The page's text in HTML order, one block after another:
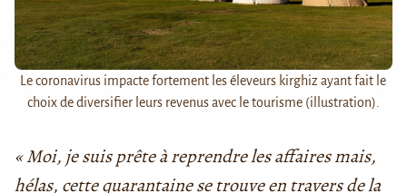
Le coronavirus impacte fortement les éleveurs kirghiz ayant fait le
choix de diversifier leurs revenus avec le tourisme (illustration).
« Moi, je suis prête à reprendre les affaires mais,
hélas, cette quarantaine se trouve en travers de la